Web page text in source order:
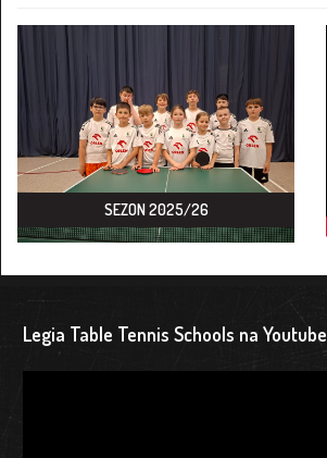
SEZON 2025/26
Legia Table Tennis Schools na Youtube